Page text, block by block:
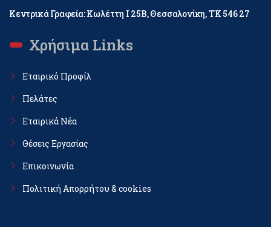
Κεντρικά Γραφεία: Κωλέττη Ι 25Β, Θεσσαλονίκη, ΤΚ 546 27
Χρήσιμα Links
Εταιρικό Προφίλ
Πελάτες
Εταιρικά Νέα
Θέσεις Εργασίας
Επικοινωνία
Πολιτική Απορρήτου & cookies